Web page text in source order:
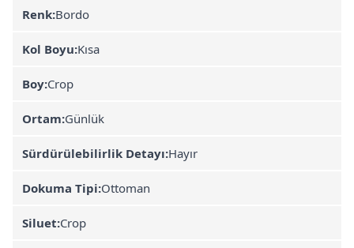
Renk:Bordo
Kol Boyu:Kısa
Boy:Crop
Ortam:Günlük
Sürdürülebilirlik Detayı:Hayır
Dokuma Tipi:Ottoman
Siluet:Crop